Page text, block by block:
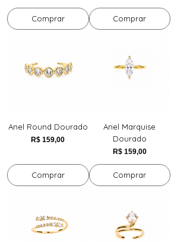
Comprar Comprar
Anel Round Dourado
Preço
R$ 159,00
Comprar
Anel Marquise
Dourado
Preço
R$ 159,00
Comprar